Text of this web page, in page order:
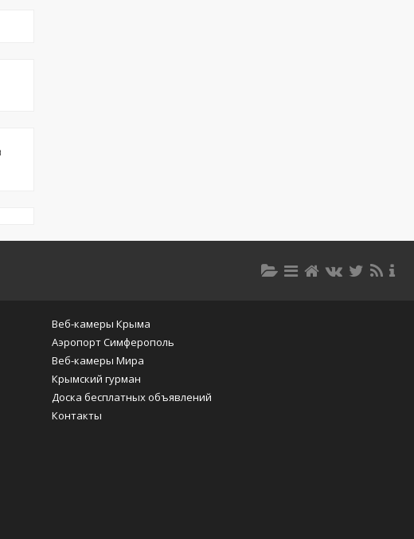
Веб-камеры Крыма
Аэропорт Симферополь
Веб-камеры Мира
Крымский гурман
Доска бесплатных объявлений
Контакты